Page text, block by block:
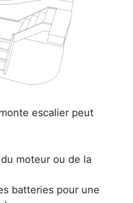
escalier peut
moteur ou de la
batteries pour une